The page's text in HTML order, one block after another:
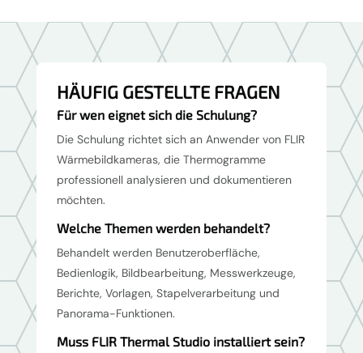
HÄUFIG GESTELLTE FRAGEN
Für wen eignet sich die Schulung?
Die Schulung richtet sich an Anwender von FLIR
Wärmebildkameras, die Thermogramme
professionell analysieren und dokumentieren
möchten.
Welche Themen werden behandelt?
Behandelt werden Benutzeroberfläche,
Bedienlogik, Bildbearbeitung, Messwerkzeuge,
Berichte, Vorlagen, Stapelverarbeitung und
Panorama-Funktionen.
Muss FLIR Thermal Studio installiert sein?